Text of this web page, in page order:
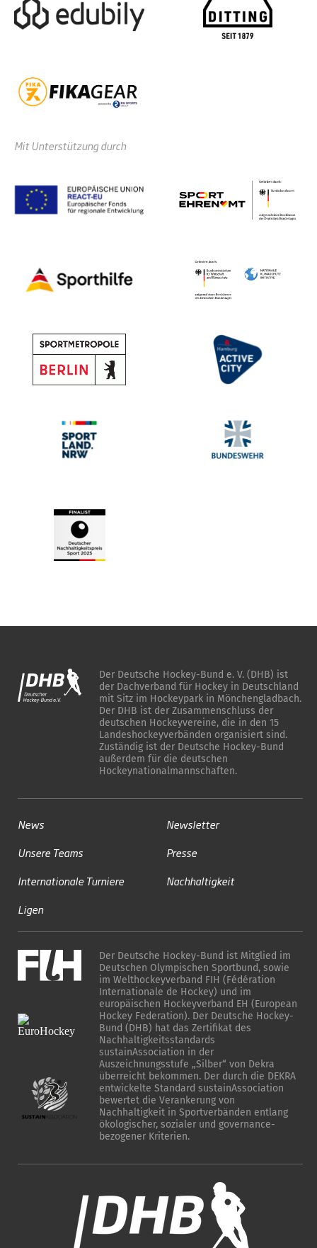
Mit Unterstützung durch
Der Deutsche Hockey-Bund e. V. (DHB) ist
der Dachverband für Hockey in Deutschland
mit Sitz im Hockeypark in Mönchengladbach.
Der DHB ist der Zusammenschluss der
deutschen Hockeyvereine, die in den 15
Landeshockeyverbänden organisiert sind.
Zuständig ist der Deutsche Hockey-Bund
außerdem für die deutschen
Hockeynationalmannschaften.
News
Unsere Teams
Internationale Turniere
Ligen
Newsletter
Presse
Nachhaltigkeit
Der Deutsche Hockey-Bund ist Mitglied im
Deutschen Olympischen Sportbund, sowie
im Welthockeyverband FIH (Fédération
Internationale de Hockey) und im
europäischen Hockeyverband EH (European
Hockey Federation). Der Deutsche Hockey-
Bund (DHB) hat das Zertifikat des
Nachhaltigkeitsstandards
sustainAssociation in der
Auszeichnungsstufe „Silber“ von Dekra
überreicht bekommen. Der durch die DEKRA
entwickelte Standard sustainAssociation
bewertet die Verankerung von
Nachhaltigkeit in Sportverbänden entlang
ökologischer, sozialer und governance-
bezogener Kriterien.